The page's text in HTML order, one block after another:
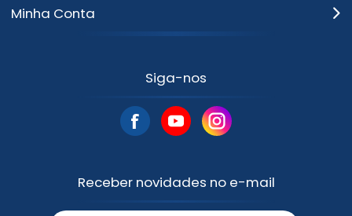
Minha Conta
Siga-nos
Receber novidades no e-mail